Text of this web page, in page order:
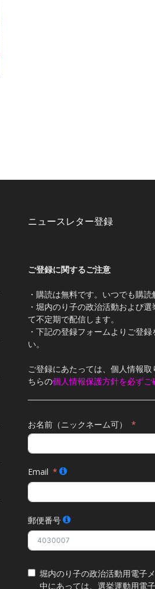
ニュースレター登録
ご登録に関するご注意
・購読は無料です。いつでも購読
・堀内のり子の政治活動および
て不定期で配信します。
・下記の登録フォームよりご登
い。
ご登録にあたっては、個人情報取
ちらの個人情報保護方針を必ずご
お名前（ニックネーム可）
Email
郵便番号
堀内のり子の政治活動用電子
中にあっては、選挙運動用電